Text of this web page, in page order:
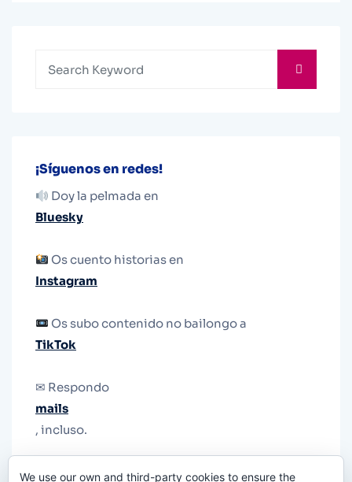
¡Síguenos en redes!
Doy la pelmada en
Bluesky
Os cuento historias en
Instagram
Os subo contenido no bailongo a
TikTok
✉ Respondo
mails
, incluso.
We use our own and third-party cookies to ensure the